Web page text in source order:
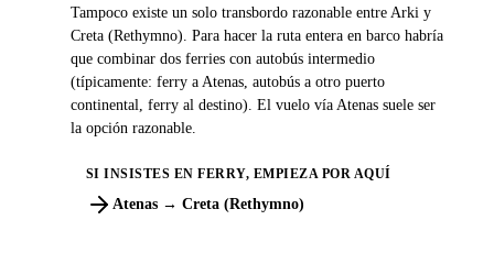
Tampoco existe un solo transbordo razonable entre Arki y
Creta (Rethymno). Para hacer la ruta entera en barco habría
que combinar dos ferries con autobús intermedio
(típicamente: ferry a Atenas, autobús a otro puerto
continental, ferry al destino). El vuelo vía Atenas suele ser
la opción razonable.
SI INSISTES EN FERRY, EMPIEZA POR AQUÍ
Atenas → Creta (Rethymno)